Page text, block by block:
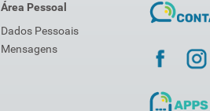
Área Pessoal
Dados Pessoais
Mensagens